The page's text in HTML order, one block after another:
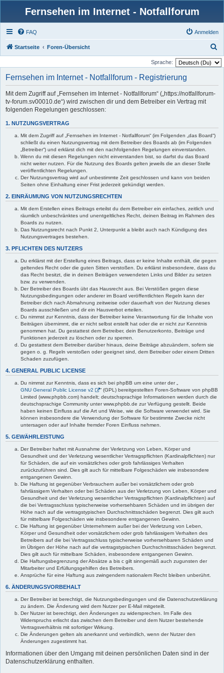
Fernsehen im Internet - Notfallforum
FAQ Anmelden
Startseite Foren-Übersicht
u
Sprache:
Fernsehen im Internet - Notfallforum - Registrierung
Mit dem Zugriff auf „Fernsehen im Internet - Notfallforum“ („https://notfallforum-
tv-forum.sv00010.de“) wird zwischen dir und dem Betreiber ein Vertrag mit
folgenden Regelungen geschlossen:
1. NUTZUNGSVERTRAG
Mit dem Zugriff auf „Fernsehen im Internet - Notfallforum“ (im Folgenden „das Board“)
schließt du einen Nutzungsvertrag mit dem Betreiber des Boards ab (im Folgenden
„Betreiber“) und erklärst dich mit den nachfolgenden Regelungen einverstanden.
Wenn du mit diesen Regelungen nicht einverstanden bist, so darfst du das Board
nicht weiter nutzen. Für die Nutzung des Boards gelten jeweils die an dieser Stelle
veröffentlichten Regelungen.
Der Nutzungsvertrag wird auf unbestimmte Zeit geschlossen und kann von beiden
Seiten ohne Einhaltung einer Frist jederzeit gekündigt werden.
2. EINRÄUMUNG VON NUTZUNGSRECHTEN
Mit dem Erstellen eines Beitrags erteilst du dem Betreiber ein einfaches, zeitlich und
räumlich unbeschränktes und unentgeltliches Recht, deinen Beitrag im Rahmen des
Boards zu nutzen.
Das Nutzungsrecht nach Punkt 2, Unterpunkt a bleibt auch nach Kündigung des
Nutzungsvertrages bestehen.
3. PFLICHTEN DES NUTZERS
Du erklärst mit der Erstellung eines Beitrags, dass er keine Inhalte enthält, die gegen
geltendes Recht oder die guten Sitten verstoßen. Du erklärst insbesondere, dass du
das Recht besitzt, die in deinen Beiträgen verwendeten Links und Bilder zu setzen
bzw. zu verwenden.
Der Betreiber des Boards übt das Hausrecht aus. Bei Verstößen gegen diese
Nutzungsbedingungen oder anderer im Board veröffentlichten Regeln kann der
Betreiber dich nach Abmahnung zeitweise oder dauerhaft von der Nutzung dieses
Boards ausschließen und dir ein Hausverbot erteilen.
Du nimmst zur Kenntnis, dass der Betreiber keine Verantwortung für die Inhalte von
Beiträgen übernimmt, die er nicht selbst erstellt hat oder die er nicht zur Kenntnis
genommen hat. Du gestattest dem Betreiber, dein Benutzerkonto, Beiträge und
Funktionen jederzeit zu löschen oder zu sperren.
Du gestattest dem Betreiber darüber hinaus, deine Beiträge abzuändern, sofern sie
gegen o. g. Regeln verstoßen oder geeignet sind, dem Betreiber oder einem Dritten
Schaden zuzufügen.
4. GENERAL PUBLIC LICENSE
Du nimmst zur Kenntnis, dass es sich bei phpBB um eine unter der „
GNU General Public License v2
“ (GPL) bereitgestellten Foren-Software von phpBB
Limited (www.phpbb.com) handelt; deutschsprachige Informationen werden durch die
deutschsprachige Community unter www.phpbb.de zur Verfügung gestellt. Beide
haben keinen Einfluss auf die Art und Weise, wie die Software verwendet wird. Sie
können insbesondere die Verwendung der Software für bestimmte Zwecke nicht
untersagen oder auf Inhalte fremder Foren Einfluss nehmen.
5. GEWÄHRLEISTUNG
Der Betreiber haftet mit Ausnahme der Verletzung von Leben, Körper und
Gesundheit und der Verletzung wesentlicher Vertragspflichten (Kardinalpflichten) nur
für Schäden, die auf ein vorsätzliches oder grob fahrlässiges Verhalten
zurückzuführen sind. Dies gilt auch für mittelbare Folgeschäden wie insbesondere
entgangenen Gewinn.
Die Haftung ist gegenüber Verbrauchern außer bei vorsätzlichem oder grob
fahrlässigem Verhalten oder bei Schäden aus der Verletzung von Leben, Körper und
Gesundheit und der Verletzung wesentlicher Vertragspflichten (Kardinalpflichten) auf
die bei Vertragsschluss typischerweise vorhersehbaren Schäden und im übrigen der
Höhe nach auf die vertragstypischen Durchschnittsschäden begrenzt. Dies gilt auch
für mittelbare Folgeschäden wie insbesondere entgangenen Gewinn.
Die Haftung ist gegenüber Unternehmern außer bei der Verletzung von Leben,
Körper und Gesundheit oder vorsätzlichem oder grob fahrlässigem Verhalten des
Betreibers auf die bei Vertragsschluss typischerweise vorhersehbaren Schäden und
im Übrigen der Höhe nach auf die vertragstypischen Durchschnittsschäden begrenzt.
Dies gilt auch für mittelbare Schäden, insbesondere entgangenen Gewinn.
Die Haftungsbegrenzung der Absätze a bis c gilt sinngemäß auch zugunsten der
Mitarbeiter und Erfüllungsgehilfen des Betreibers.
Ansprüche für eine Haftung aus zwingendem nationalem Recht bleiben unberührt.
6. ÄNDERUNGSVORBEHALT
Der Betreiber ist berechtigt, die Nutzungsbedingungen und die Datenschutzerklärung
zu ändern. Die Änderung wird dem Nutzer per E-Mail mitgeteilt.
Der Nutzer ist berechtigt, den Änderungen zu widersprechen. Im Falle des
Widerspruchs erlischt das zwischen dem Betreiber und dem Nutzer bestehende
Vertragsverhältnis mit sofortiger Wirkung.
Die Änderungen gelten als anerkannt und verbindlich, wenn der Nutzer den
Änderungen zugestimmt hat.
Informationen über den Umgang mit deinen persönlichen Daten sind in der
Datenschutzerklärung enthalten.